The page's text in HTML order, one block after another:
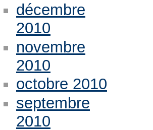
décembre
2010
novembre
2010
octobre 2010
septembre
2010